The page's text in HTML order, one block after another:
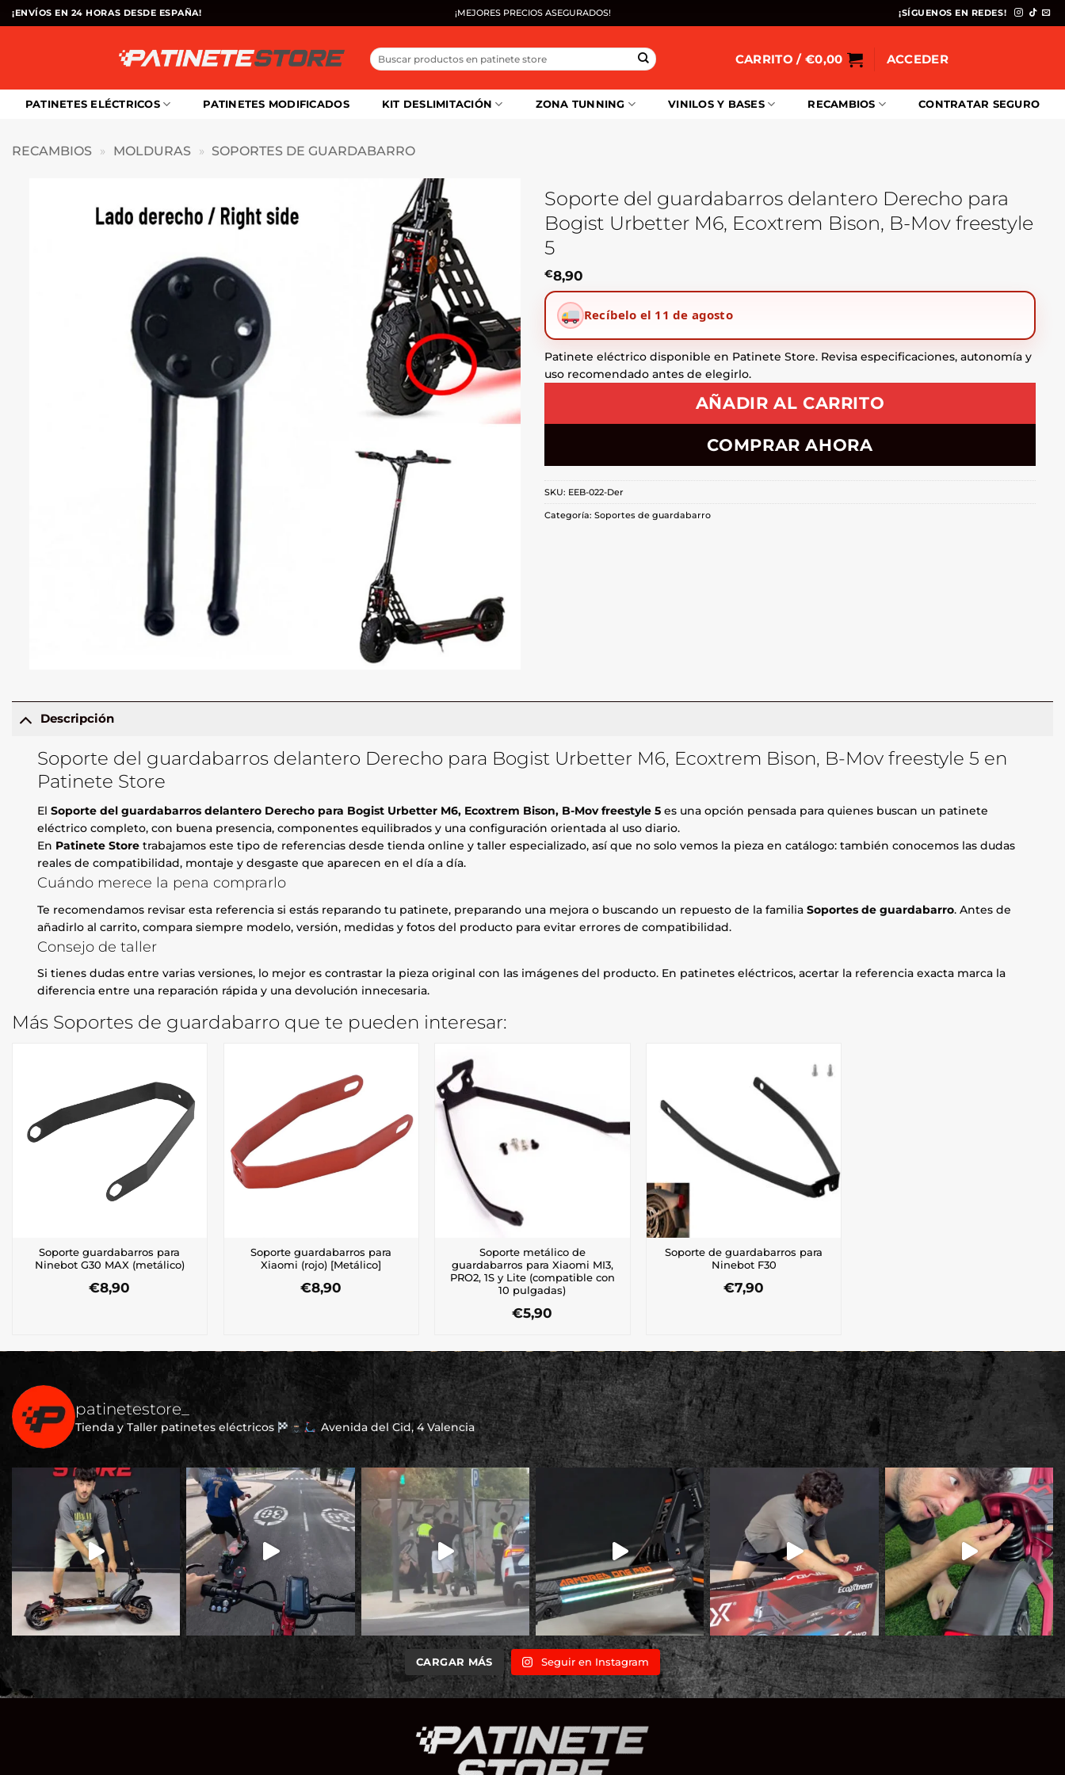
Saltar
al
¡ENVÍOS EN 24 HORAS DESDE ESPAÑA! ¡MEJORES PRECIOS ASEGURADOS! ¡SÍGUENOS EN REDES!
Buscar
por:
CARRITO / €0,00 ACCEDER
PATINETES ELÉCTRICOS PATINETES MODIFICADOS KIT DESLIMITACIÓN ZONA TUNNING VINILOS Y BASES RECAMBIOS CONTRATAR SEGURO
RECAMBIOS » MOLDURAS » SOPORTES DE GUARDABARRO
Soporte del guardabarros delantero Derecho para
Bogist Urbetter M6, Ecoxtrem Bison, B-Mov freestyle
5
€8,90
Recíbelo el 11 de agosto
Patinete eléctrico disponible en Patinete Store. Revisa especificaciones, autonomía y
uso recomendado antes de elegirlo.
AÑADIR AL CARRITO
COMPRAR AHORA
SKU: EEB-022-Der
Categoría: Soportes de guardabarro
Descripción
Soporte del guardabarros delantero Derecho para Bogist Urbetter M6, Ecoxtrem Bison, B-Mov freestyle 5 en
Patinete Store
ElSoporte del guardabarros delantero Derecho para Bogist Urbetter M6, Ecoxtrem Bison, B-Mov freestyle 5 es una opción pensada para quienes buscan un patinete
eléctrico completo, con buena presencia, componentes equilibrados y una configuración orientada al uso diario.
En Patinete Store trabajamos este tipo de referencias desde tienda online y taller especializado, así que no solo vemos la pieza en catálogo: también conocemos las dudas
reales de compatibilidad, montaje y desgaste que aparecen en el día a día.
Cuándo merece la pena comprarlo
Te recomendamos revisar esta referencia si estás reparando tu patinete, preparando una mejora o buscando un repuesto de la familiaSoportes de guardabarro. Antes de
añadirlo al carrito, compara siempre modelo, versión, medidas y fotos del producto para evitar errores de compatibilidad.
Consejo de taller
Si tienes dudas entre varias versiones, lo mejor es contrastar la pieza original con las imágenes del producto. En patinetes eléctricos, acertar la referencia exacta marca la
diferencia entre una reparación rápida y una devolución innecesaria.
Más Soportes de guardabarro que te pueden interesar:
Soporte guardabarros para
Ninebot G30 MAX (metálico)
€8,90
Soporte guardabarros para
Xiaomi (rojo) [Metálico]
€8,90
Soporte metálico de
guardabarros para Xiaomi MI3,
PRO2, 1S y Lite (compatible con
10 pulgadas)
€5,90
Soporte de guardabarros para
Ninebot F30
€7,90
patinetestore_
Tienda y Taller patinetes eléctricos Avenida del Cid, 4 Valencia
CARGAR MÁS Seguir en Instagram